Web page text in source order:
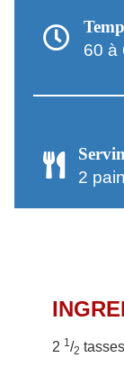
60 à
2
2 1/2